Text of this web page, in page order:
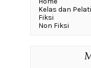
Kelas dan
Fiksi
Non Fiksi